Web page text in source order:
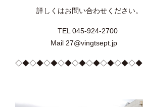
詳しくはお問い合わせください。
TEL 045-924-2700
Mail 27@vingtsept.jp
◇◆◇◆◇◆◇◆◇◆◇◆◇◆◇◆◇◆